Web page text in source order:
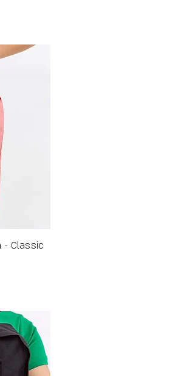
Classic - תיק גב קלאסי 16 ליטר בצבע ורוד